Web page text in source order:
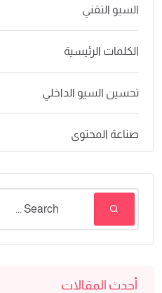
السيو التقني
الكلمات الرئيسية
تحسين السيو الداخلي
صناعة المحتوى
أحدث المقالات